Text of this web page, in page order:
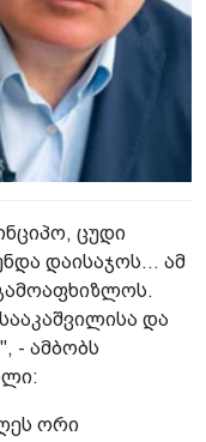
ცუდი
დაისაჯოს... ამ
და
- ამბობს
ორი